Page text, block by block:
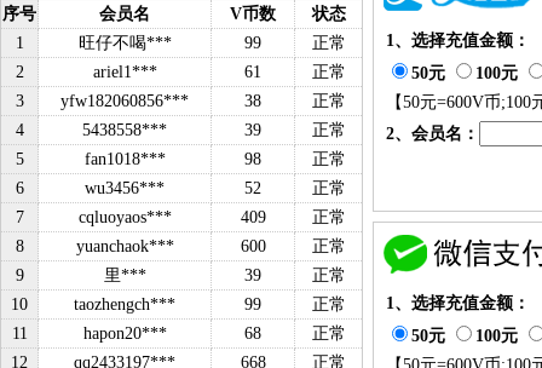
序号 会员名 V币数
状态
1
旺仔不喝*** 99
正常
2
ariel1*** 61
正常
3
yfw182060856*** 38
正常
4
5438558*** 39
正常
5
fan1018*** 98
正常
6
wu3456*** 52
正常
7
cqluoyaos*** 409
正常
8
yuanchaok*** 600
正常
9
里*** 39
正常
10
taozhengch*** 99
正常
11
hapon20*** 68
正常
12
qq2433197*** 668
正常
1、选择充值金额：
50元
100元
【50元=600V币;100
2、会员名：
1、选择充值金额：
50元
100元